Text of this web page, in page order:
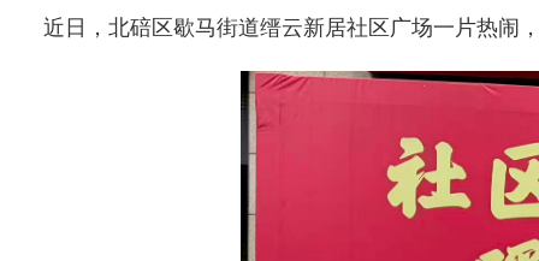
近日，北碚区歇马街道缙云新居社区广场一片热闹